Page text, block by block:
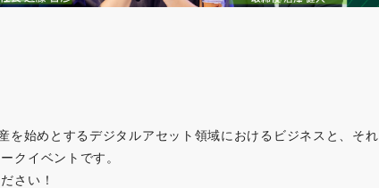
始めとするデジタルアセット領域におけるビジネスと、それ
クイベントです。
さい！